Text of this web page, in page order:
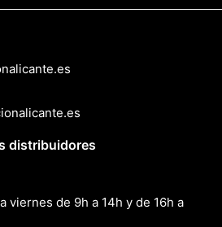
distribuidores
viernes de 9h a 14h y de 16h a